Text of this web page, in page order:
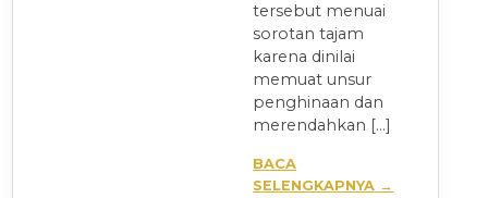
tersebut menuai
sorotan tajam
karena dinilai
memuat unsur
penghinaan dan
merendahkan […]
BACA
SELENGKAPNYA →